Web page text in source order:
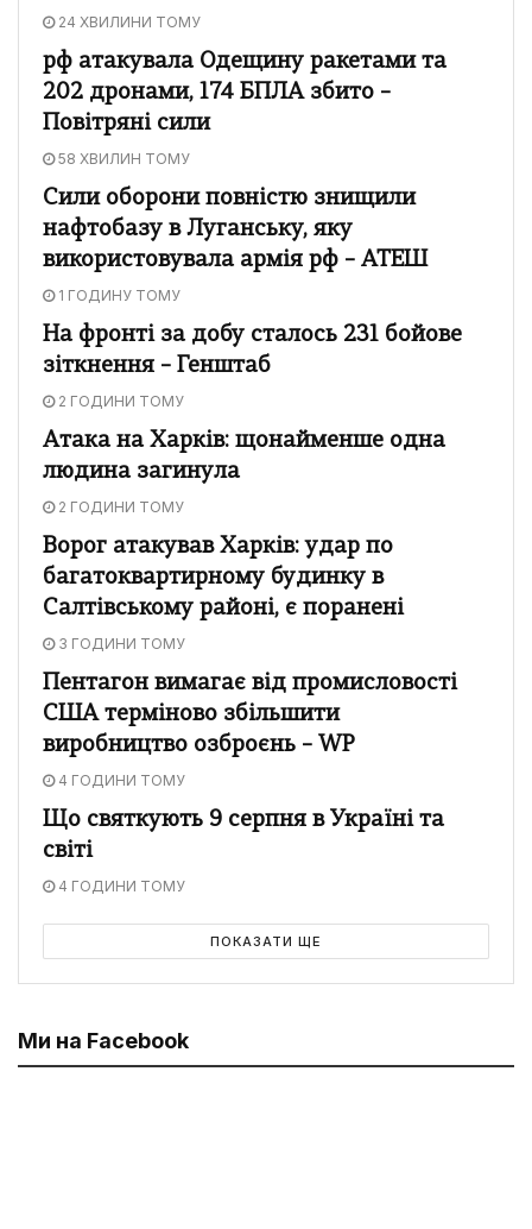
24 ХВИЛИНИ ТОМУ
рф атакувала Одещину ракетами та
202 дронами, 174 БПЛА збито –
Повітряні сили
58 ХВИЛИН ТОМУ
Сили оборони повністю знищили
нафтобазу в Луганську, яку
використовувала армія рф – АТЕШ
1 ГОДИНУ ТОМУ
На фронті за добу сталось 231 бойове
зіткнення – Генштаб
2 ГОДИНИ ТОМУ
Атака на Харків: щонайменше одна
людина загинула
2 ГОДИНИ ТОМУ
Ворог атакував Харків: удар по
багатоквартирному будинку в
Салтівському районі, є поранені
3 ГОДИНИ ТОМУ
Пентагон вимагає від промисловості
США терміново збільшити
виробництво озброєнь – WP
4 ГОДИНИ ТОМУ
Що святкують 9 серпня в Україні та
світі
4 ГОДИНИ ТОМУ
ПОКАЗАТИ ЩЕ
Ми на Facebook